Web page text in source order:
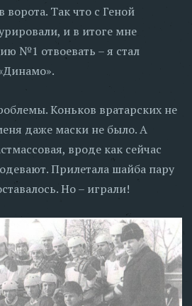
ворота. Так что с Геной
и в итоге мне
№1 отвоевать – я стал
Коньков вратарских не
даже маски не было. А
вроде как сейчас
Прилетала шайба пару
Но – играли!